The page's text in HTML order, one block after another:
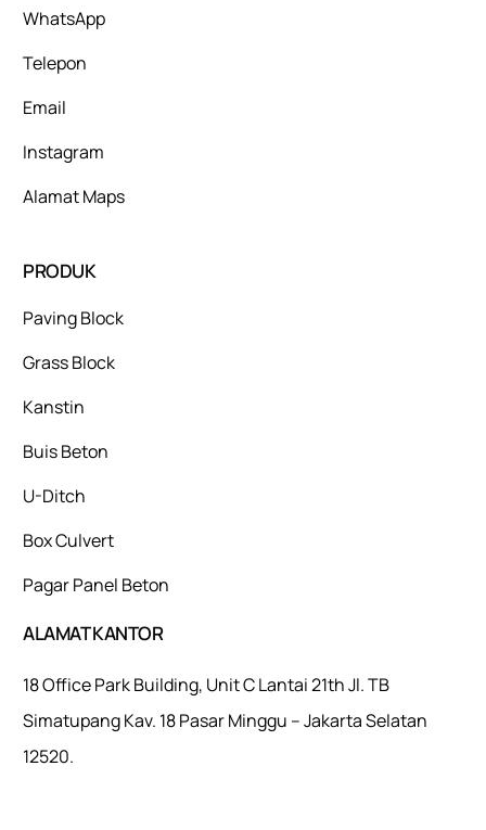
WhatsApp
Telepon
Email
Instagram
Alamat Maps
PRODUK
Paving Block
Grass Block
Kanstin
Buis Beton
U-Ditch
Box Culvert
Pagar Panel Beton
ALAMAT KANTOR
18 Office Park Building, Unit C Lantai 21th Jl. TB
Simatupang Kav. 18 Pasar Minggu – Jakarta Selatan
12520.